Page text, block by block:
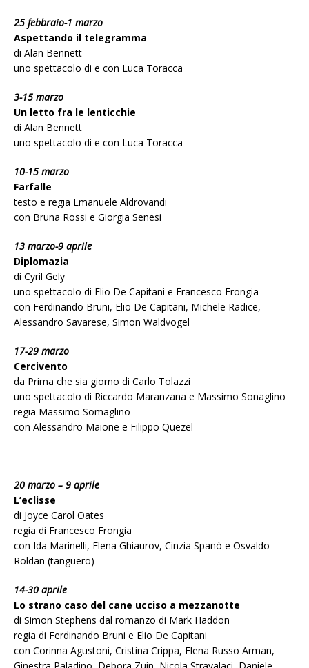
25 febbraio-1 marzo
Aspettando il telegramma
di Alan Bennett
uno spettacolo di e con Luca Toracca
3-15 marzo
Un letto fra le lenticchie
di Alan Bennett
uno spettacolo di e con Luca Toracca
10-15 marzo
Farfalle
testo e regia Emanuele Aldrovandi
con Bruna Rossi e Giorgia Senesi
13 marzo-9 aprile
Diplomazia
di Cyril Gely
uno spettacolo di Elio De Capitani e Francesco Frongia
con Ferdinando Bruni, Elio De Capitani, Michele Radice,
Alessandro Savarese, Simon Waldvogel
17-29 marzo
Cercivento
da Prima che sia giorno di Carlo Tolazzi
uno spettacolo di Riccardo Maranzana e Massimo Sonaglino
regia Massimo Somaglino
con Alessandro Maione e Filippo Quezel
20 marzo – 9 aprile
L’eclisse
di Joyce Carol Oates
regia di Francesco Frongia
con Ida Marinelli, Elena Ghiaurov, Cinzia Spanò e Osvaldo
Roldan (tanguero)
14-30 aprile
Lo strano caso del cane ucciso a mezzanotte
di Simon Stephens dal romanzo di Mark Haddon
regia di Ferdinando Bruni e Elio De Capitani
con Corinna Agustoni, Cristina Crippa, Elena Russo Arman,